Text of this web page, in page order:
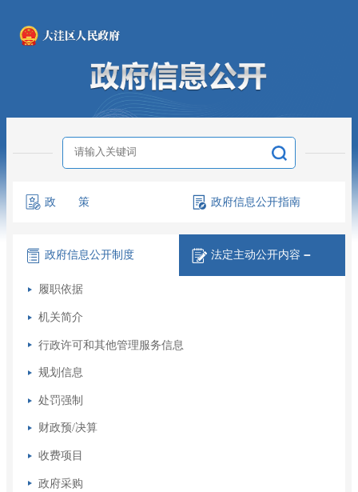
政 策 政府信息公开指南
政府信息公开制度 法定主动公开内容 －
履职依据
机关简介
行政许可和其他管理服务信息
规划信息
处罚强制
财政预/决算
收费项目
政府采购